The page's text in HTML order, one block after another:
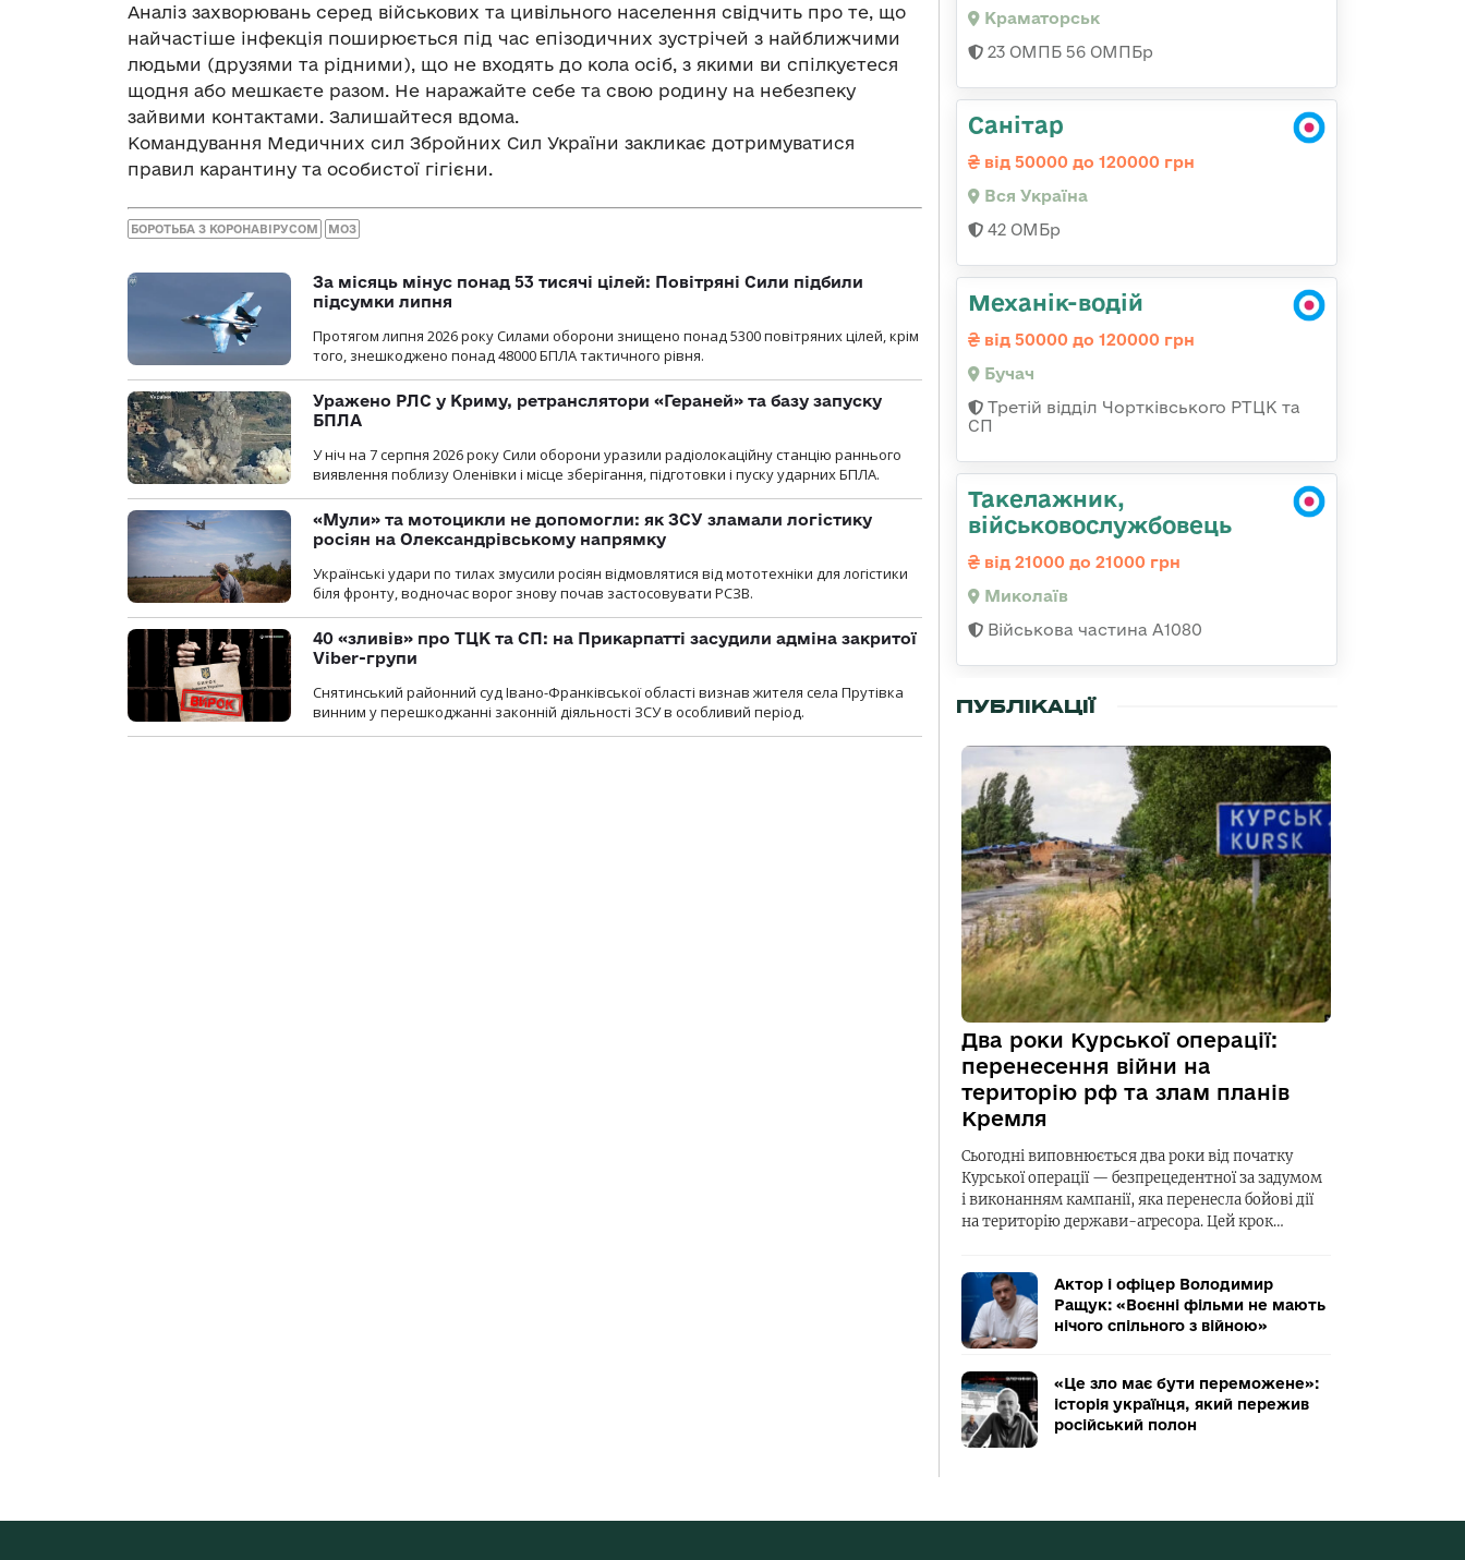
Аналіз захворювань серед військових та цивільного населення свідчить про те, що
найчастіше інфекція поширюється під час епізодичних зустрічей з найближчими
людьми (друзями та рідними), що не входять до кола осіб, з якими ви спілкуєтеся
щодня або мешкаєте разом. Не наражайте себе та свою родину на небезпеку
зайвими контактами. Залишайтеся вдома.
Командування Медичних сил Збройних Сил України закликає дотримуватися
правил карантину та особистої гігієни.
БОРОТЬБА З КОРОНАВІРУСОМ МОЗ
За місяць мінус понад 53 тисячі цілей: Повітряні Сили підбили
підсумки липня
Протягом липня 2026 року Cилами оборони знищено понад 5300 повітряних цілей, крім
того, знешкоджено понад 48000 БПЛА тактичного рівня.
Уражено РЛС у Криму, ретранслятори «Гераней» та базу запуску
БПЛА
У ніч на 7 серпня 2026 року Сили оборони уразили радіолокаційну станцію раннього
виявлення поблизу Оленівки і місце зберігання, підготовки і пуску ударних БПЛА.
«Мули» та мотоцикли не допомогли: як ЗСУ зламали логістику
росіян на Олександрівському напрямку
Українські удари по тилах змусили росіян відмовлятися від мототехніки для логістики
біля фронту, водночас ворог знову почав застосовувати РСЗВ.
40 «зливів» про ТЦК та СП: на Прикарпатті засудили адміна закритої
Viber-групи
Снятинський районний суд Івано-Франківської області визнав жителя села Прутівка
винним у перешкоджанні законній діяльності ЗСУ в особливий період.
Краматорськ
23 ОМПБ 56 ОМПБр
Санітар
від 50000 до 120000 грн
Вся Україна
42 ОМБр
Механік-водій
від 50000 до 120000 грн
Бучач
Третій відділ Чортківського РТЦК та
СП
Такелажник,
військовослужбовець
від 21000 до 21000 грн
Миколаїв
Військова частина А1080
ПУБЛІКАЦІЇ
Два роки Курської операції:
перенесення війни на
територію рф та злам планів
Кремля
Сьогодні виповнюється два роки від початку
Курської операції — безпрецедентної за задумом
і виконанням кампанії, яка перенесла бойові дії
на територію держави-агресора. Цей крок…
Актор і офіцер Володимир
Ращук: «Воєнні фільми не мають
нічого спільного з війною»
«Це зло має бути переможене»:
історія українця, який пережив
російський полон